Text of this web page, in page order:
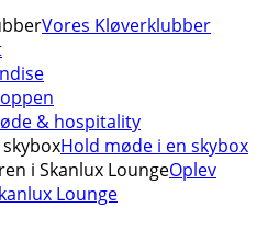
Vores Kløverklubber
& hospitality
Hold møde i en skybox
i Skanlux LoungeOplev
Lounge